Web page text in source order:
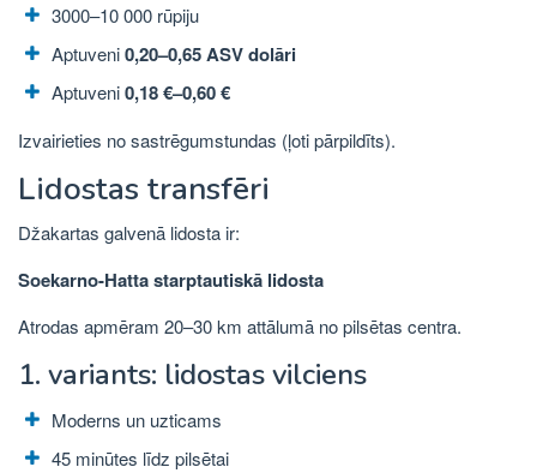
3000–10 000 rūpiju
Aptuveni0,20–0,65 ASV dolāri
Aptuveni0,18 €–0,60 €
Izvairieties no sastrēgumstundas (ļoti pārpildīts).
Lidostas transfēri
Džakartas galvenā lidosta ir:
Soekarno-Hatta starptautiskā lidosta
Atrodas apmēram 20–30 km attālumā no pilsētas centra.
1. variants: lidostas vilciens
Moderns un uzticams
45 minūtes līdz pilsētai